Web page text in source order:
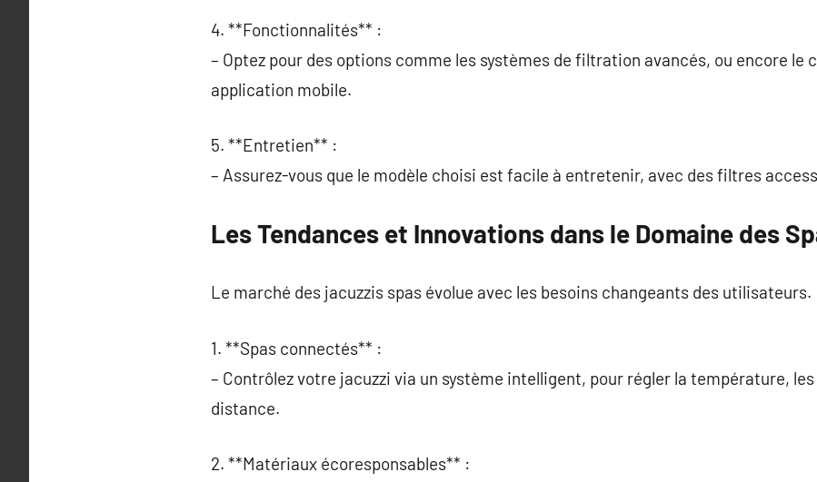
4. **Fonctionnalités** :
– Optez pour des options comme les systèmes de filtration avancés, ou encore le
application mobile.
5. **Entretien** :
– Assurez-vous que le modèle choisi est facile à entretenir, avec des filtres
Les Tendances et Innovations dans le Domaine des
Le marché des jacuzzis spas évolue avec les besoins changeants des utilisateurs.
1. **Spas connectés** :
– Contrôlez votre jacuzzi via un système intelligent, pour régler la température, les
distance.
2. **Matériaux écoresponsables** :